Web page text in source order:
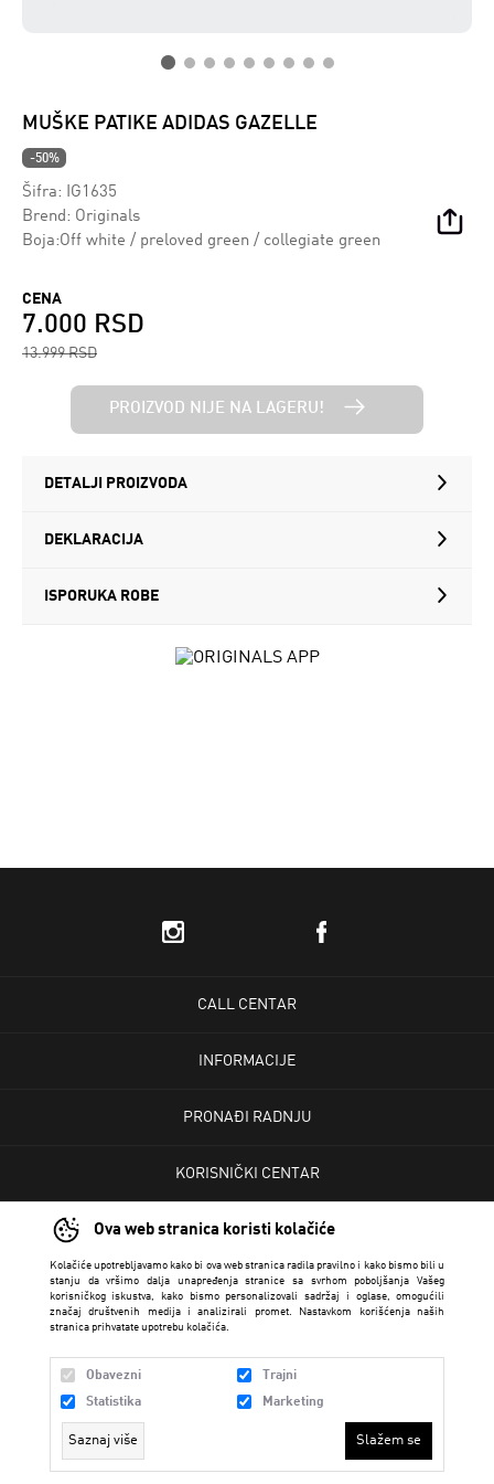
Ova web stranica koristi kolačiće
Kolačiće upotrebljavamo kako bi ova web stranica radila pravilno i kako bismo bili u
stanju da vršimo dalja unapređenja stranice sa svrhom poboljšanja Vašeg
korisničkog iskustva, kako bismo personalizovali sadržaj i oglase, omogućili
značaj društvenih medija i analizirali promet. Nastavkom korišćenja naših
stranica prihvatate upotrebu kolačića.
Obavezni
Trajni
Statistika
Marketing
Saznaj više Slažem se
MUŠKE PATIKE ADIDAS GAZELLE
-50%
Šifra: IG1635
Brend: Originals
Boja:Off white / preloved green / collegiate green
CENA
7.000 RSD
13.999 RSD
PROIZVOD NIJE NA LAGERU!
DETALJI PROIZVODA
DEKLARACIJA
ISPORUKA ROBE
CALL CENTAR
INFORMACIJE
PRONAĐI RADNJU
KORISNIČKI CENTAR
USLOVI PRODAJE
Trendmaker 2026 created by Enetel Solutions